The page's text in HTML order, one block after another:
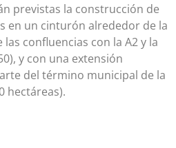
previstas la construcción de
en un cinturón alrededor de la
confluencias con la A2 y la
y con una extensión
del término municipal de la
hectáreas).